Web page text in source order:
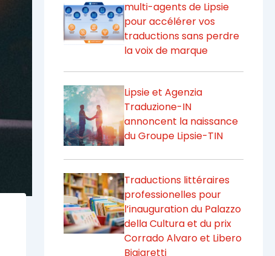
multi-agents de Lipsie
pour accélérer vos
traductions sans perdre
la voix de marque
Lipsie et Agenzia
Traduzione-IN
annoncent la naissance
du Groupe Lipsie-TIN
Traductions littéraires
professionelles pour
l’inauguration du Palazzo
della Cultura et du prix
Corrado Alvaro et Libero
Bigiaretti